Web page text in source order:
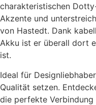
charakteristischen
Akzente und
von Hastedt. Dank
Akku ist er überall dort
ist.
Ideal für
Qualität setzen.
die perfekte